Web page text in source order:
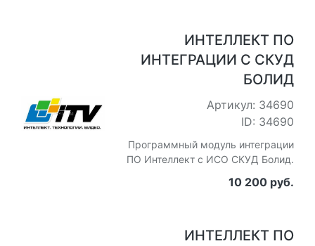
ИНТЕЛЛЕКТ ПО
ИНТЕГРАЦИИ С СКУД
БОЛИД
Артикул: 34690
ID: 34690
Программный модуль интеграции
ПО Интеллект с ИСО СКУД Болид.
10 200 руб.
ИНТЕЛЛЕКТ ПО